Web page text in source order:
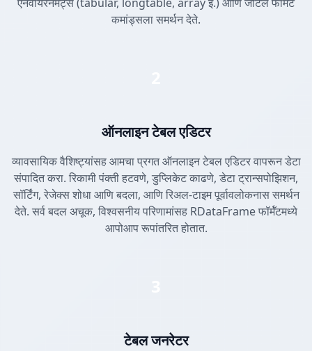
कमांड्सला समर्थन देते.
ऑनलाइन टेबल एडिटर
व्यावसायिक वैशिष्ट्यांसह आमचा प्रगत ऑनलाइन टेबल एडिटर वापरून डेटा
संपादित करा. रिकामी पंक्ती हटवणे, डुप्लिकेट काढणे, डेटा ट्रान्सपोझिशन,
सॉर्टिंग, रेजेक्स शोधा आणि बदला, आणि रिअल-टाइम पूर्वावलोकनास समर्थन
देते. सर्व बदल अचूक, विश्वसनीय परिणामांसह RDataFrame फॉर्मॅटमध्ये
आपोआप रूपांतरित होतात.
टेबल जनरेटर